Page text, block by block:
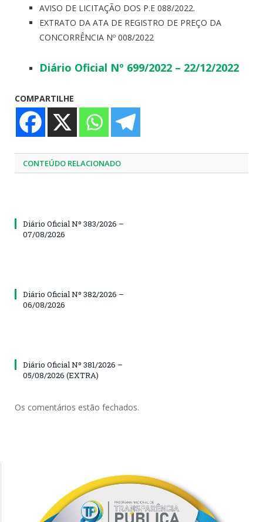
AVISO DE LICITAÇÃO DOS P.E 088/2022.
EXTRATO DA ATA DE REGISTRO DE PREÇO DA
CONCORRÊNCIA Nº 008/2022
Diário Oficial Nº 699/2022 – 22/12/2022
COMPARTILHE
CONTEÚDO RELACIONADO
Diário Oficial Nº 383/2026 –
07/08/2026
Diário Oficial Nº 382/2026 –
06/08/2026
Diário Oficial Nº 381/2026 –
05/08/2026 (EXTRA)
Os comentários estão fechados.